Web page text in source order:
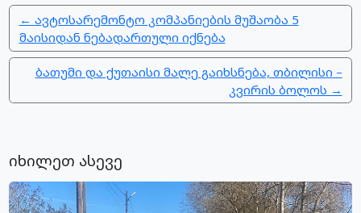
← ავტოსარემონტო კომპანიების მუშაობა 5
მაისიდან ნებადართული იქნება
ბათუმი და ქუთაისი მალე გაიხსნება, თბილისი –
კვირის ბოლოს →
იხილეთ ასევე